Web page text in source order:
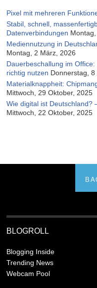
Pixel mit mehreren
Stabil, schnell,
Datenverbindungen
Mediennutzung in
Montag, 2 März, 2026
Dauerbeschallung im
richtig nutzen Donnerstag,
Materialknappheit:
Mittwoch, 29 Oktober, 2025
Wie digital ist Deutschland?
Mittwoch, 22 Oktober, 2025
BLOGROLL
Blogging Inside
Trending News
Webcam Pool